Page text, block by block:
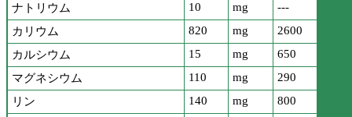
ナトリウム
10 mg
---
カリウム
820 mg
2600
カルシウム
15 mg
650
マグネシウム
110 mg
290
リン
140 mg
800